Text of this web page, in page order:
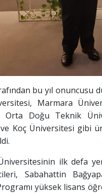
bu yıl onuncusu
Marmara
Orta Doğu Teknik
Koç Üniversitesi gibi
ilk defa yer
Sabahattin
yüksek lisans